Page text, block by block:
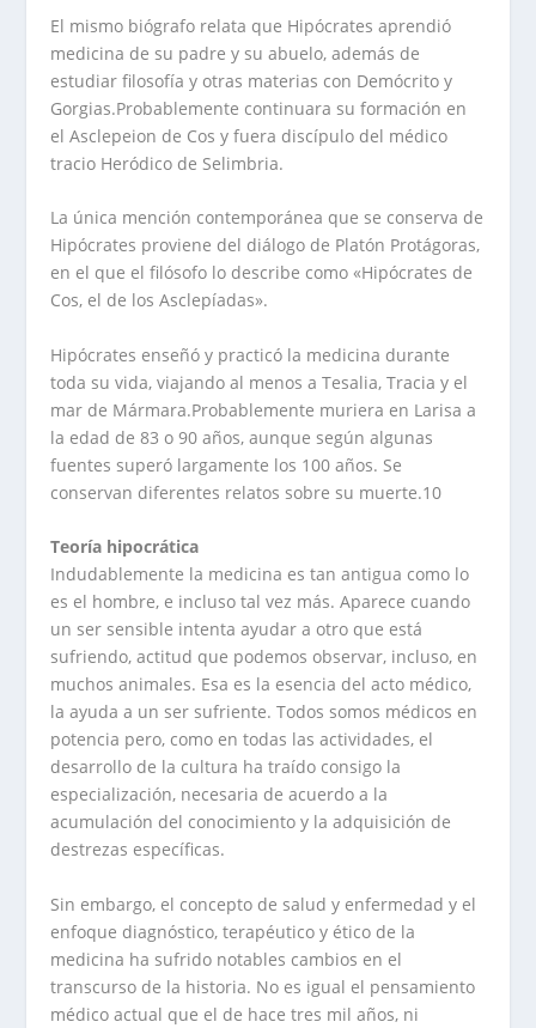
El mismo biógrafo relata que Hipócrates aprendió
medicina de su padre y su abuelo, además de
estudiar filosofía y otras materias con Demócrito y
Gorgias.Probablemente continuara su formación en
el Asclepeion de Cos y fuera discípulo del médico
tracio Heródico de Selimbria.
La única mención contemporánea que se conserva de
Hipócrates proviene del diálogo de Platón Protágoras,
en el que el filósofo lo describe como «Hipócrates de
Cos, el de los Asclepíadas».
Hipócrates enseñó y practicó la medicina durante
toda su vida, viajando al menos a Tesalia, Tracia y el
mar de Mármara.Probablemente muriera en Larisa a
la edad de 83 o 90 años, aunque según algunas
fuentes superó largamente los 100 años. Se
conservan diferentes relatos sobre su muerte.10
Teoría hipocrática
Indudablemente la medicina es tan antigua como lo
es el hombre, e incluso tal vez más. Aparece cuando
un ser sensible intenta ayudar a otro que está
sufriendo, actitud que podemos observar, incluso, en
muchos animales. Esa es la esencia del acto médico,
la ayuda a un ser sufriente. Todos somos médicos en
potencia pero, como en todas las actividades, el
desarrollo de la cultura ha traído consigo la
especialización, necesaria de acuerdo a la
acumulación del conocimiento y la adquisición de
destrezas específicas.
Sin embargo, el concepto de salud y enfermedad y el
enfoque diagnóstico, terapéutico y ético de la
medicina ha sufrido notables cambios en el
transcurso de la historia. No es igual el pensamiento
médico actual que el de hace tres mil años, ni